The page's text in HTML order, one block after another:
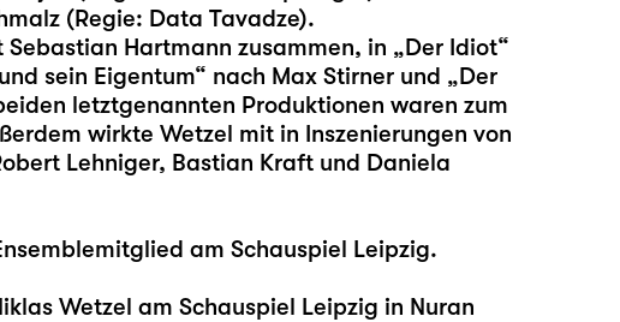
(Regie: Data Tavadze).
Hartmann zusammen, in „Der Idiot“
sein Eigentum“ nach Max Stirner und „Der
letztgenannten Produktionen waren zum
wirkte Wetzel mit in Inszenierungen von
Lehniger, Bastian Kraft und Daniela
am Schauspiel Leipzig.
Wetzel am Schauspiel Leipzig in Nuran